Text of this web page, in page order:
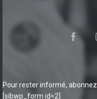
Pour rester informé,
[sibwp_form id=2]